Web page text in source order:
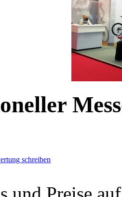
schreiben